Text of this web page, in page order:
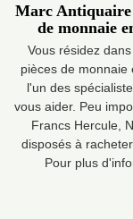
Marc Antiquaire
de monnaie
Vous résidez
pièces de monnaie
l'un des
vous aider. Peu
Francs Hercule,
disposés à
Pour plus